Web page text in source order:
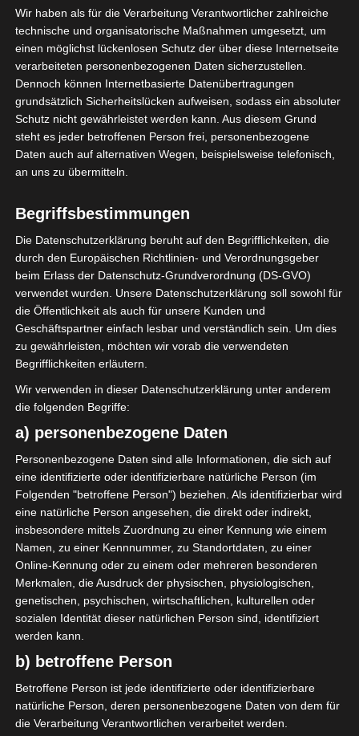
2025/2026
Ligue 1 Pro Tunesien
2025/2026 – 30.
Spieltag – Club Africain
ist Meister
10. Mai 2026 Platzwart
381 Views
30. Spieltag 2025/2026
Der dreißigste und letzte Spieltag der Ligue 1 Pro
Tunesien 2025/2026 ist beendet. Der Club African
wurde mit 66 Punkten Meister. Abgestiegen sind JS
Kairouan (31 Punkte), AS Soliman (27 P.) und AS
Gabes (18 P.). ES Tunis zieht in die Championsleague
ein und CS Sfax spielt im CAF Confederation Cup.
https://www.kashba.de/oh
Wir haben als für die Verarbeitung Verantwortlicher zahlreiche
technische und organisatorische Maßnahmen umgesetzt, um
einen möglichst lückenlosen Schutz der über diese Internetseite
verarbeiteten personenbezogenen Daten sicherzustellen.
Dennoch können Internetbasierte Datenübertragungen
grundsätzlich Sicherheitslücken aufweisen, sodass ein absoluter
Schutz nicht gewährleistet werden kann. Aus diesem Grund
steht es jeder betroffenen Person frei, personenbezogene
Daten auch auf alternativen Wegen, beispielsweise telefonisch,
an uns zu übermitteln.
Begriffsbestimmungen
Die Datenschutzerklärung beruht auf den Begrifflichkeiten, die
durch den Europäischen Richtlinien- und Verordnungsgeber
beim Erlass der Datenschutz-Grundverordnung (DS-GVO)
verwendet wurden. Unsere Datenschutzerklärung soll sowohl für
die Öffentlichkeit als auch für unsere Kunden und
Geschäftspartner einfach lesbar und verständlich sein. Um dies
zu gewährleisten, möchten wir vorab die verwendeten
Begrifflichkeiten erläutern.
Wir verwenden in dieser Datenschutzerklärung unter anderem
die folgenden Begriffe:
a) personenbezogene Daten
Personenbezogene Daten sind alle Informationen, die sich auf
eine identifizierte oder identifizierbare natürliche Person (im
Folgenden "betroffene Person") beziehen. Als identifizierbar wird
eine natürliche Person angesehen, die direkt oder indirekt,
insbesondere mittels Zuordnung zu einer Kennung wie einem
Namen, zu einer Kennnummer, zu Standortdaten, zu einer
Online-Kennung oder zu einem oder mehreren besonderen
Merkmalen, die Ausdruck der physischen, physiologischen,
genetischen, psychischen, wirtschaftlichen, kulturellen oder
sozialen Identität dieser natürlichen Person sind, identifiziert
werden kann.
b) betroffene Person
Betroffene Person ist jede identifizierte oder identifizierbare
natürliche Person, deren personenbezogene Daten von dem für
die Verarbeitung Verantwortlichen verarbeitet werden.